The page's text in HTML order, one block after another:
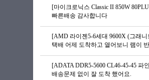
[마이크로닉스 Classic II 850W
빠른배송 감사합니다
[AMD 라이젠5-6세대 9600X (그래
택배 어제 도착하고 열어보니 램이
[ADATA DDR5-5600 CL46-45-45 파
배송문제 없이 잘 도착 했어요.